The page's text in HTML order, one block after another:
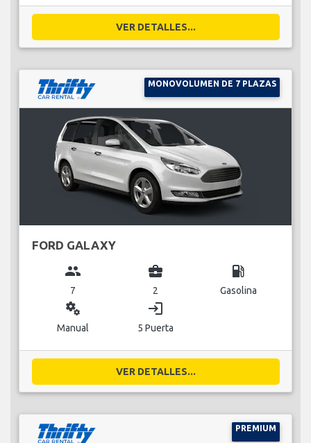
VER DETALLES...
MONOVOLUMEN DE 7 PLAZAS
FORD GALAXY
group
7
business_center
2
local_gas_station
Gasolina
miscellaneous_services
Manual
login
5 Puerta
VER DETALLES...
PREMIUM